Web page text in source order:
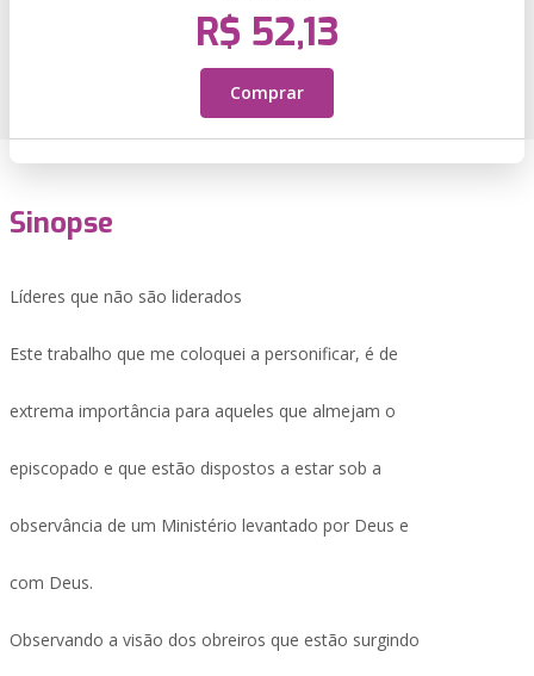
R$ 52,13
Comprar
Sinopse
Líderes que não são liderados
Este trabalho que me coloquei a personificar, é de
extrema importância para aqueles que almejam o
episcopado e que estão dispostos a estar sob a
observância de um Ministério levantado por Deus e
com Deus.
Observando a visão dos obreiros que estão surgindo